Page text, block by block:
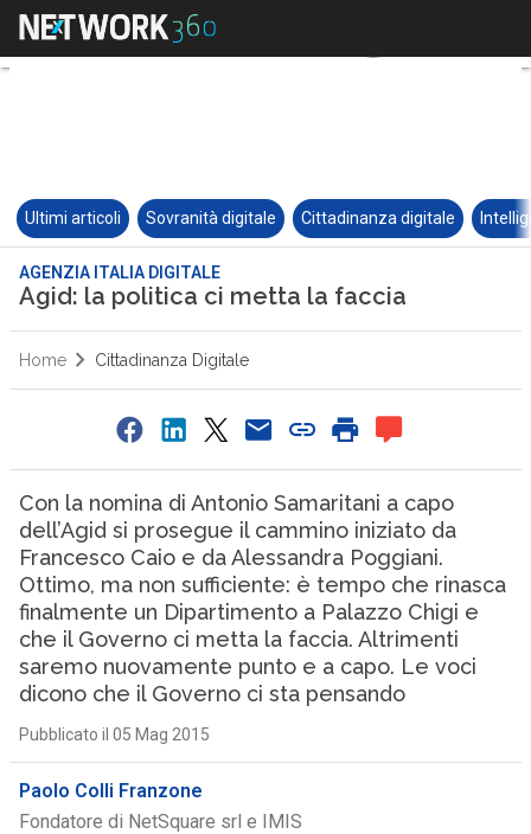
Ultimi articoli Sovranità digitale Cittadinanza digitale
AGENZIA ITALIA DIGITALE
Agid: la politica ci metta la faccia
Home Cittadinanza Digitale
Con la nomina di Antonio Samaritani a capo
dell’Agid si prosegue il cammino iniziato da
Francesco Caio e da Alessandra Poggiani.
Ottimo, ma non sufficiente: è tempo che rinasca
finalmente un Dipartimento a Palazzo Chigi e
che il Governo ci metta la faccia. Altrimenti
saremo nuovamente punto e a capo. Le voci
dicono che il Governo ci sta pensando
Pubblicato il 05 Mag 2015
Paolo Colli Franzone
Fondatore di NetSquare srl e IMIS